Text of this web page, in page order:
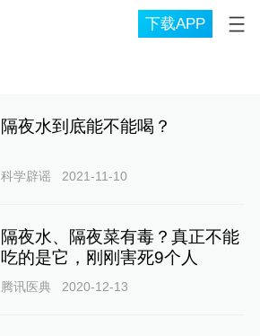
下载APP
隔夜水到底能不能喝？
科学辟谣 2021-11-10
隔夜水、隔夜菜有毒？真正不能
吃的是它，刚刚害死9个人
腾讯医典 2020-12-13